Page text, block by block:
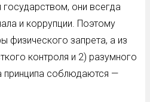
государством, они всегда
и коррупции. Поэтому
физического запрета, а из
контроля и 2) разумного
принципа соблюдаются —